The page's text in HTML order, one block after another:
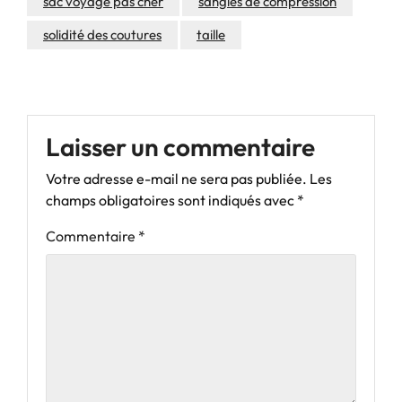
solidité des coutures
taille
Laisser un commentaire
Votre adresse e-mail ne sera pas publiée. Les
champs obligatoires sont indiqués avec *
Commentaire *